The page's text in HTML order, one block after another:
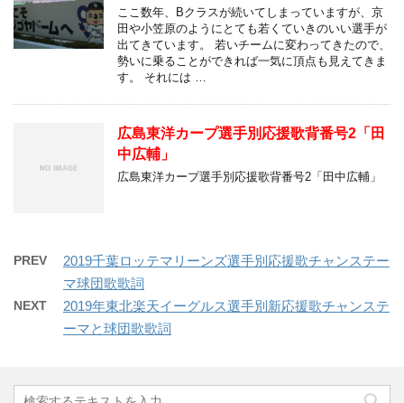
ここ数年、Bクラスが続いてしまっていますが、京
田や小笠原のようにとても若くていきのいい選手が
出てきています。 若いチームに変わってきたので、
勢いに乗ることができれば一気に頂点も見えてきま
す。 それには …
広島東洋カープ選手別応援歌背番号2「田
中広輔」
広島東洋カープ選手別応援歌背番号2「田中広輔」
PREV
2019千葉ロッテマリーンズ選手別応援歌チャンステー
マ球団歌歌詞
NEXT
2019年東北楽天イーグルス選手別新応援歌チャンステ
ーマと球団歌歌詞